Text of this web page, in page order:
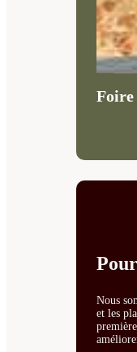
Foire
Nous
et les